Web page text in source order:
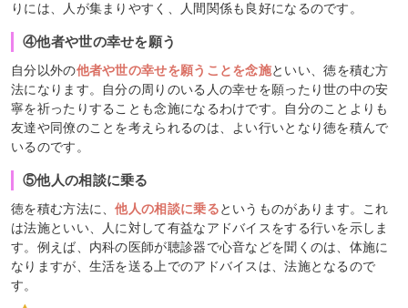
りには、人が集まりやすく、人間関係も良好になるのです。
④他者や世の幸せを願う
自分以外の他者や世の幸せを願うことを念施といい、徳を積む方
法になります。自分の周りのいる人の幸せを願ったり世の中の安
寧を祈ったりすることも念施になるわけです。自分のことよりも
友達や同僚のことを考えられるのは、よい行いとなり徳を積んで
いるのです。
⑤他人の相談に乗る
徳を積む方法に、他人の相談に乗るというものがあります。これ
は法施といい、人に対して有益なアドバイスをする行いを示しま
す。例えば、内科の医師が聴診器で心音などを聞くのは、体施に
なりますが、生活を送る上でのアドバイスは、法施となるので
す。